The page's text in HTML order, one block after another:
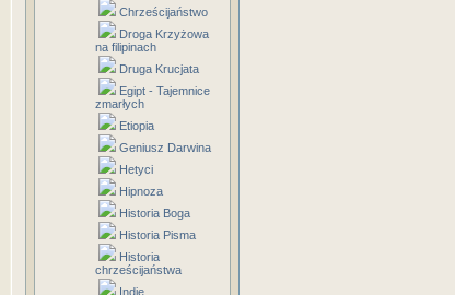
Chrześcijaństwo
Droga Krzyżowa
na filipinach
Druga Krucjata
Egipt - Tajemnice
zmarłych
Etiopia
Geniusz Darwina
Hetyci
Hipnoza
Historia Boga
Historia Pisma
Historia
chrześcijaństwa
Indie